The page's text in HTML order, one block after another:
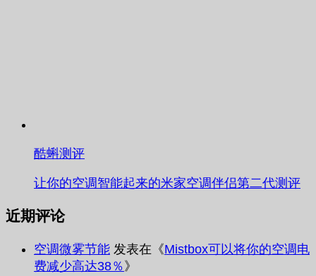
酷蝌测评
让你的空调智能起来的米家空调伴侣第二代测评
近期评论
空调微雾节能 发表在《Mistbox可以将你的空调电
费减少高达38％ 》